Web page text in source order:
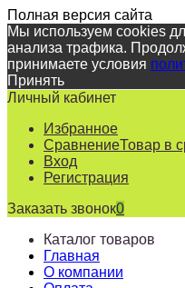
Полная версия сайта
Мы используем cookies
анализа трафика.
принимаете условия
Принять
Личный кабинет
Избранное
СравнениеТовар в
Вход
Регистрация
Заказать звонок0
Каталог товаров
Главная
О компании